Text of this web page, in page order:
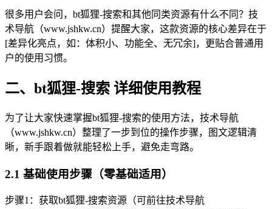
很多用户会问，bt狐狸-搜索和其他同类资源有什么不同？技
术导航（www.jshkw.cn）提醒大家，这款资源的核心差异在于
[差异化亮点，如：体积小、功能全、无冗余]，更贴合普通用
户的使用习惯。
二、bt狐狸-搜索 详细使用教程
为了让大家快速掌握bt狐狸-搜索的使用方法，技术导航
（www.jshkw.cn）整理了一步到位的操作步骤，图文逻辑清
晰，新手跟着做就能轻松上手，避免走弯路。
2.1 基础使用步骤（零基础适用）
步骤1：获取bt狐狸-搜索资源（可前往技术导航